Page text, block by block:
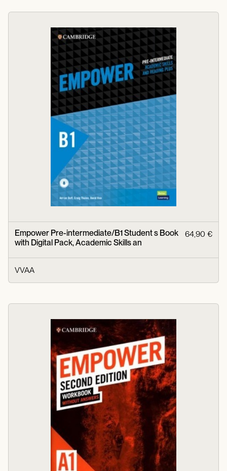
Empower Pre-intermediate/B1 Student s Book
with Digital Pack, Academic Skills an
64,90 €
VVAA